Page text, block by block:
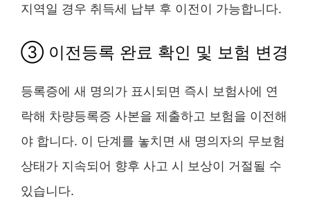
지역일 경우 취득세 납부 후 이전이 가능합니다.
③ 이전등록 완료 확인 및 보험 변경
등록증에 새 명의가 표시되면 즉시 보험사에 연
락해 차량등록증 사본을 제출하고 보험을 이전해
야 합니다. 이 단계를 놓치면 새 명의자의 무보험
상태가 지속되어 향후 사고 시 보상이 거절될 수
있습니다.